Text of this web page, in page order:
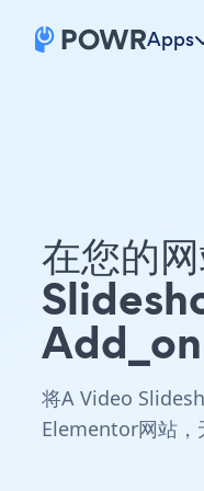
Apps
在您的
Add_on
将A Video
Elementor网站，